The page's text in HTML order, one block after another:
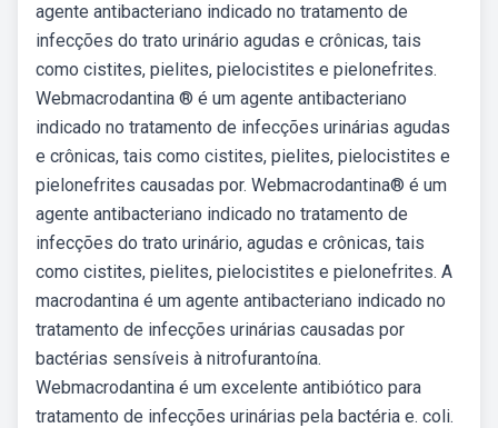
agente antibacteriano indicado no tratamento de
infecções do trato urinário agudas e crônicas, tais
como cistites, pielites, pielocistites e pielonefrites.
Webmacrodantina ® é um agente antibacteriano
indicado no tratamento de infecções urinárias agudas
e crônicas, tais como cistites, pielites, pielocistites e
pielonefrites causadas por. Webmacrodantina® é um
agente antibacteriano indicado no tratamento de
infecções do trato urinário, agudas e crônicas, tais
como cistites, pielites, pielocistites e pielonefrites. A
macrodantina é um agente antibacteriano indicado no
tratamento de infecções urinárias causadas por
bactérias sensíveis à nitrofurantoína.
Webmacrodantina é um excelente antibiótico para
tratamento de infecções urinárias pela bactéria e. coli.